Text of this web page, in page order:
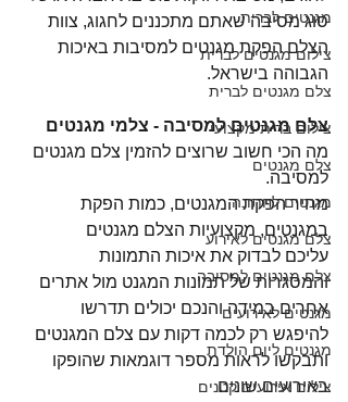
מגנטים לברית
צילום מגנטים לברית
צלם מגנטים לברית
צילום ברית מקצועי
צלם מגנטים
מגנטים לחתונה
צלם מגנטים לאירוע
צלם מגנטים למסיבה
מגנטים לאירועים
מגנטים ליום הולדת
צילום אירועים קטנים
סוג מסיבה שאתם מתכננים לחגוג, צוות
הצלם הפקת מגנטים למסיבות באיכות
הגבוהה בישראל.
צלם מגנטים למסיבה - צלמי מגנטים
מה הכי חשוב שרוצים להזמין צלם מגנטים
למסיבה.
מחיר הפקת המגנטים, כמות הפקת
במגנטים, מקצועיות הצלם מגנטים​
עליכם לבדוק את איכות התמונות
והמסגרות של תמונות המגנט מול אתרים
אחרים במידה והנכם יכולים תדרשו
להיפגש רק לכמה דקות עם צלם המגנטים
ותבקשו לראות מספר דוגמאות שהופקו
באירועים שונים